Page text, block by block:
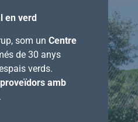
en verd
som un Centre
de 30 anys
verds.
proveïdors amb
.